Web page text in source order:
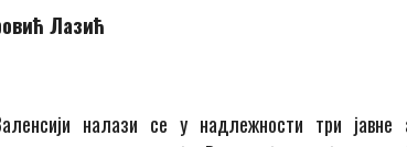
Лазић
налази се у надлежности три јавне